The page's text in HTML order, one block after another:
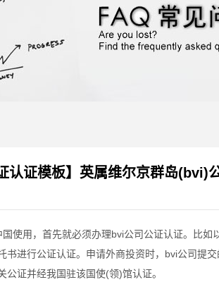
认证模板】英属维尔京群岛(bvi)
使用，首先就必须办理bvi公司公证认证。比如
书进行公证认证。申请外商投资时，bvi公司提
公证并经我国驻该国使(领)馆认证。